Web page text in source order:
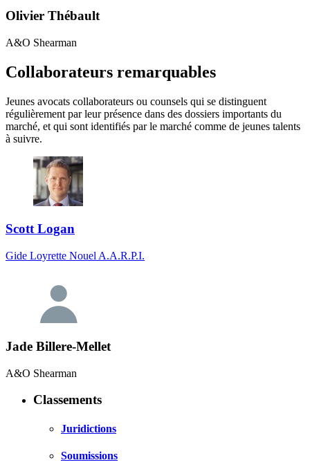
Olivier Thébault
A&O Shearman
Collaborateurs remarquables
Jeunes avocats collaborateurs ou counsels qui se distinguent
régulièrement par leur présence dans des dossiers importants du
marché, et qui sont identifiés par le marché comme de jeunes talents
à suivre.
Scott Logan
Gide Loyrette Nouel A.A.R.P.I.
Jade Billere-Mellet
A&O Shearman
Classements
Juridictions
Soumissions